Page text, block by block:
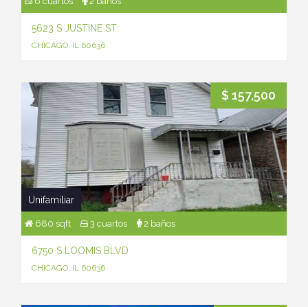
5623 S JUSTINE ST
CHICAGO, IL 60636
$ 157,500
Unifamiliar
680 sqft 3 cuartos 2 baños
6750 S LOOMIS BLVD
CHICAGO, IL 60636